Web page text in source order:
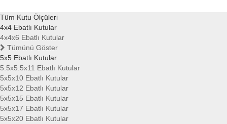
Tüm Kutu Ölçüleri
4x4 Ebatlı Kutular
4x4x6 Ebatlı Kutular
Tümünü Göster
5x5 Ebatlı Kutular
5.5x5.5x11 Ebatlı Kutular
5x5x10 Ebatlı Kutular
5x5x12 Ebatlı Kutular
5x5x15 Ebatlı Kutular
5x5x17 Ebatlı Kutular
5x5x20 Ebatlı Kutular